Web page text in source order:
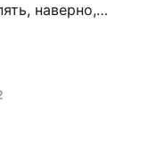
наверно,
боевого